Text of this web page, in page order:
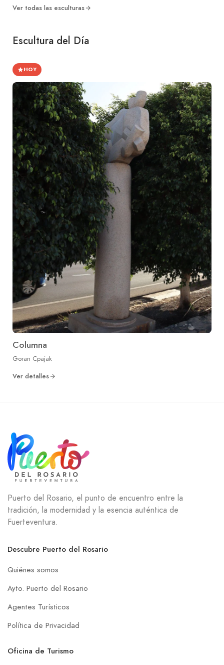
Ver todas las esculturas
Escultura del Día
HOY
Columna
Goran Cpajak
Ver detalles
Puerto del Rosario, el punto de encuentro entre la
tradición, la modernidad y la esencia auténtica de
Fuerteventura.
Descubre Puerto del Rosario
Quiénes somos
Ayto. Puerto del Rosario
Agentes Turísticos
Política de Privacidad
Oficina de Turismo